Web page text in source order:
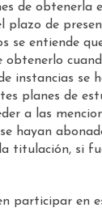
de obtenerla
plazo de
se entiende
obtenerlo
instancias se
planes de
a las
hayan
titulación, si
participar en